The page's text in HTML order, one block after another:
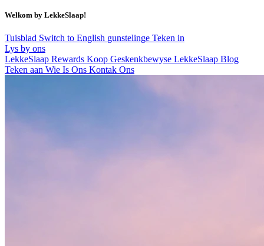
Welkom by LekkeSlaap!
Tuisblad Switch to English gunstelinge Teken in
Lys by ons
LekkeSlaap Rewards Koop Geskenkbewyse LekkeSlaap Blog
Teken aan Wie Is Ons Kontak Ons